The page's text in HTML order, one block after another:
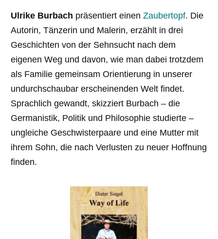
Ulrike Burbach präsentiert einenZaubertopf. Die
Autorin, Tänzerin und Malerin, erzählt in drei
Geschichten von der Sehnsucht nach dem
eigenen Weg und davon, wie man dabei trotzdem
als Familie gemeinsam Orientierung in unserer
undurchschaubar erscheinenden Welt findet.
Sprachlich gewandt, skizziert Burbach – die
Germanistik, Politik und Philosophie studierte –
ungleiche Geschwisterpaare und eine Mutter mit
ihrem Sohn, die nach Verlusten zu neuer Hoffnung
finden.